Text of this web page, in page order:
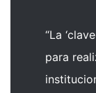
“La
para